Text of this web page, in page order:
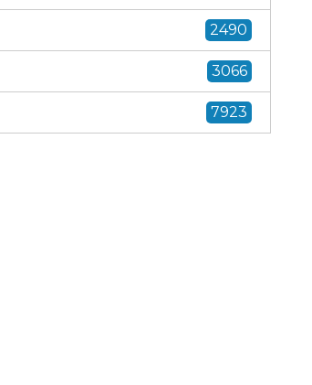
2490
3066
7923